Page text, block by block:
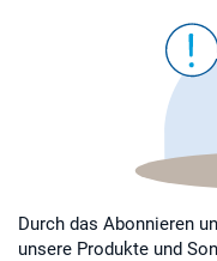
Durch das Abonnieren
unsere Produkte und